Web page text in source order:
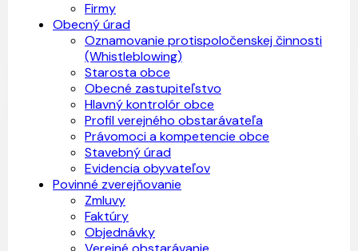
Firmy
Obecný úrad
Oznamovanie protispoločenskej činnosti
(Whistleblowing)
Starosta obce
Obecné zastupiteľstvo
Hlavný kontrolór obce
Profil verejného obstarávateľa
Právomoci a kompetencie obce
Stavebný úrad
Evidencia obyvateľov
Povinné zverejňovanie
Zmluvy
Faktúry
Objednávky